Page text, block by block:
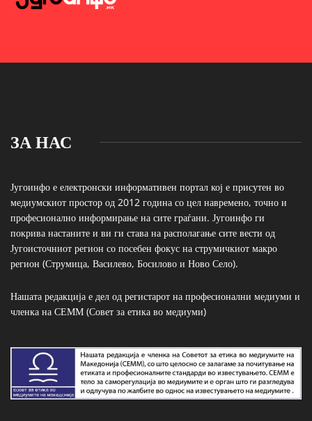
ЗА НАС
Југоинфо е електронски информативен портал кој е присутен во
медиумскиот простор од 2012 година со цел навремено, точно и
професионално информирање на сите граѓани. Југоинфо ги
покрива настаните и ви ги става на располагање сите вести од
Југоисточниот регион со посебен фокус на струмичкиот макро
регион (Струмица, Василево, Босилово и Ново Село).
Нашата редакција е дел од регистарот на професионални медиуми и
членка на СЕММ (Совет за етика во медиуми)